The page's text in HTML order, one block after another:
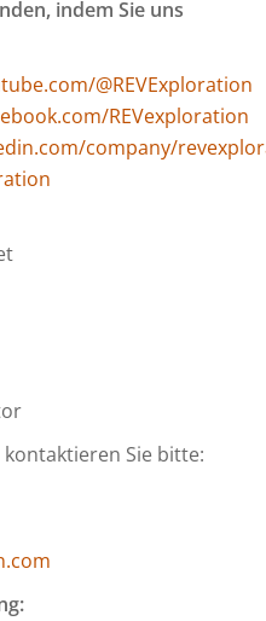
indem Sie uns
@REVExploration
REVexploration
company/
Sie bitte: